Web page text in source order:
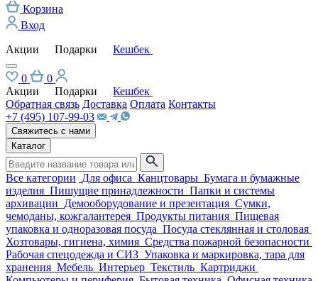
Корзина
Вход
Акции
Подарки Кешбек
0
0
Акции
Подарки
Кешбек
Обратная связь Доставка Оплата Контакты
+7 (495) 107-99-03
Свяжитесь с нами
Каталог
Все категории Для офиса Канцтовары Бумага и бумажные
изделия Пишущие принадлежности Папки и системы
архивации Демооборудование и презентация Сумки,
чемоданы, кожгалантерея Продукты питания Пищевая
упаковка и одноразовая посуда Посуда стеклянная и столовая
Хозтовары, гигиена, химия Средства пожарной безопасности
Рабочая спецодежда и СИЗ Упаковка и маркировка, тара для
хранения Мебель Интерьер Текстиль Картриджи